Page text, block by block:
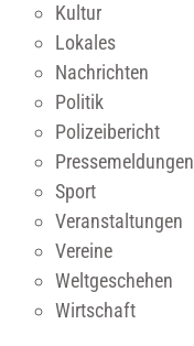
Kultur
Lokales
Nachrichten
Politik
Polizeibericht
Pressemeldungen
Sport
Veranstaltungen
Vereine
Weltgeschehen
Wirtschaft